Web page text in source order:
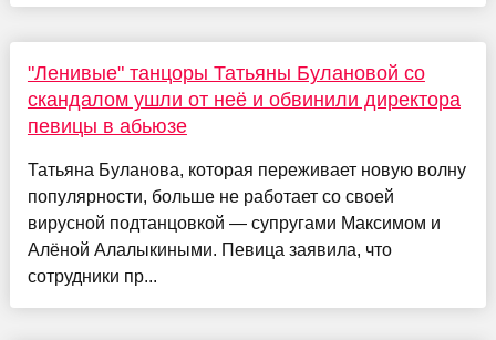
"Ленивые" танцоры Татьяны Булановой со
скандалом ушли от неё и обвинили директора
певицы в абьюзе
Татьяна Буланова, которая переживает новую волну
популярности, больше не работает со своей
вирусной подтанцовкой — супругами Максимом и
Алёной Алалыкиными. Певица заявила, что
сотрудники пр...